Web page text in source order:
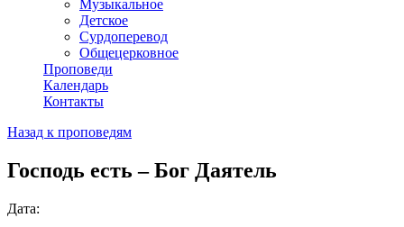
Музыкальное
Детское
Сурдоперевод
Общецерковное
Проповеди
Календарь
Контакты
Назад к проповедям
Господь есть – Бог Даятель
Дата: